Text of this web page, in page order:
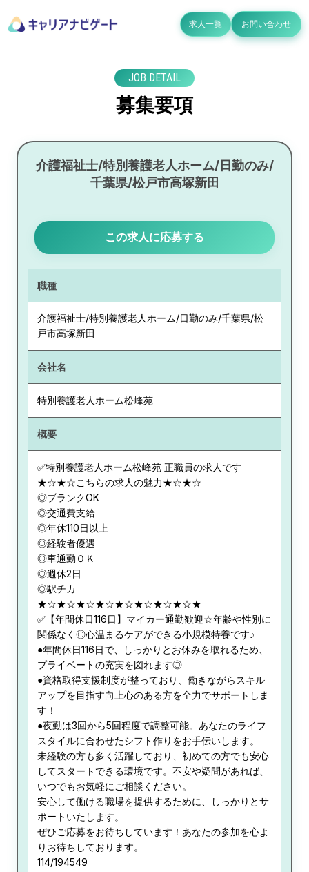
求人一覧 お問い合わせ
JOB DETAIL
募集要項
介護福祉士/特別養護老人ホーム/日勤のみ/
千葉県/松戸市高塚新田
この求人に応募する
職種
介護福祉士/特別養護老人ホーム/日勤のみ/千葉県/松
戸市高塚新田
会社名
特別養護老人ホーム松峰苑
概要
✅特別養護老人ホーム松峰苑 正職員の求人です
★☆★☆こちらの求人の魅力★☆★☆
◎ブランクOK
◎交通費支給
◎年休110日以上
◎経験者優遇
◎車通勤ＯＫ
◎週休2日
◎駅チカ
★☆★☆★☆★☆★☆★☆★☆★☆★
✅【年間休日116日】マイカー通勤歓迎☆年齢や性別に
関係なく◎心温まるケアができる小規模特養です♪
●年間休日116日で、しっかりとお休みを取れるため、
プライベートの充実を図れます◎
●資格取得支援制度が整っており、働きながらスキル
アップを目指す向上心のある方を全力でサポートしま
す！
●夜勤は3回から5回程度で調整可能。あなたのライフ
スタイルに合わせたシフト作りをお手伝いします。
未経験の方も多く活躍しており、初めての方でも安心
してスタートできる環境です。不安や疑問があれば、
いつでもお気軽にご相談ください。
安心して働ける職場を提供するために、しっかりとサ
ポートいたします。
ぜひご応募をお待ちしています！あなたの参加を心よ
りお待ちしております。
114/194549